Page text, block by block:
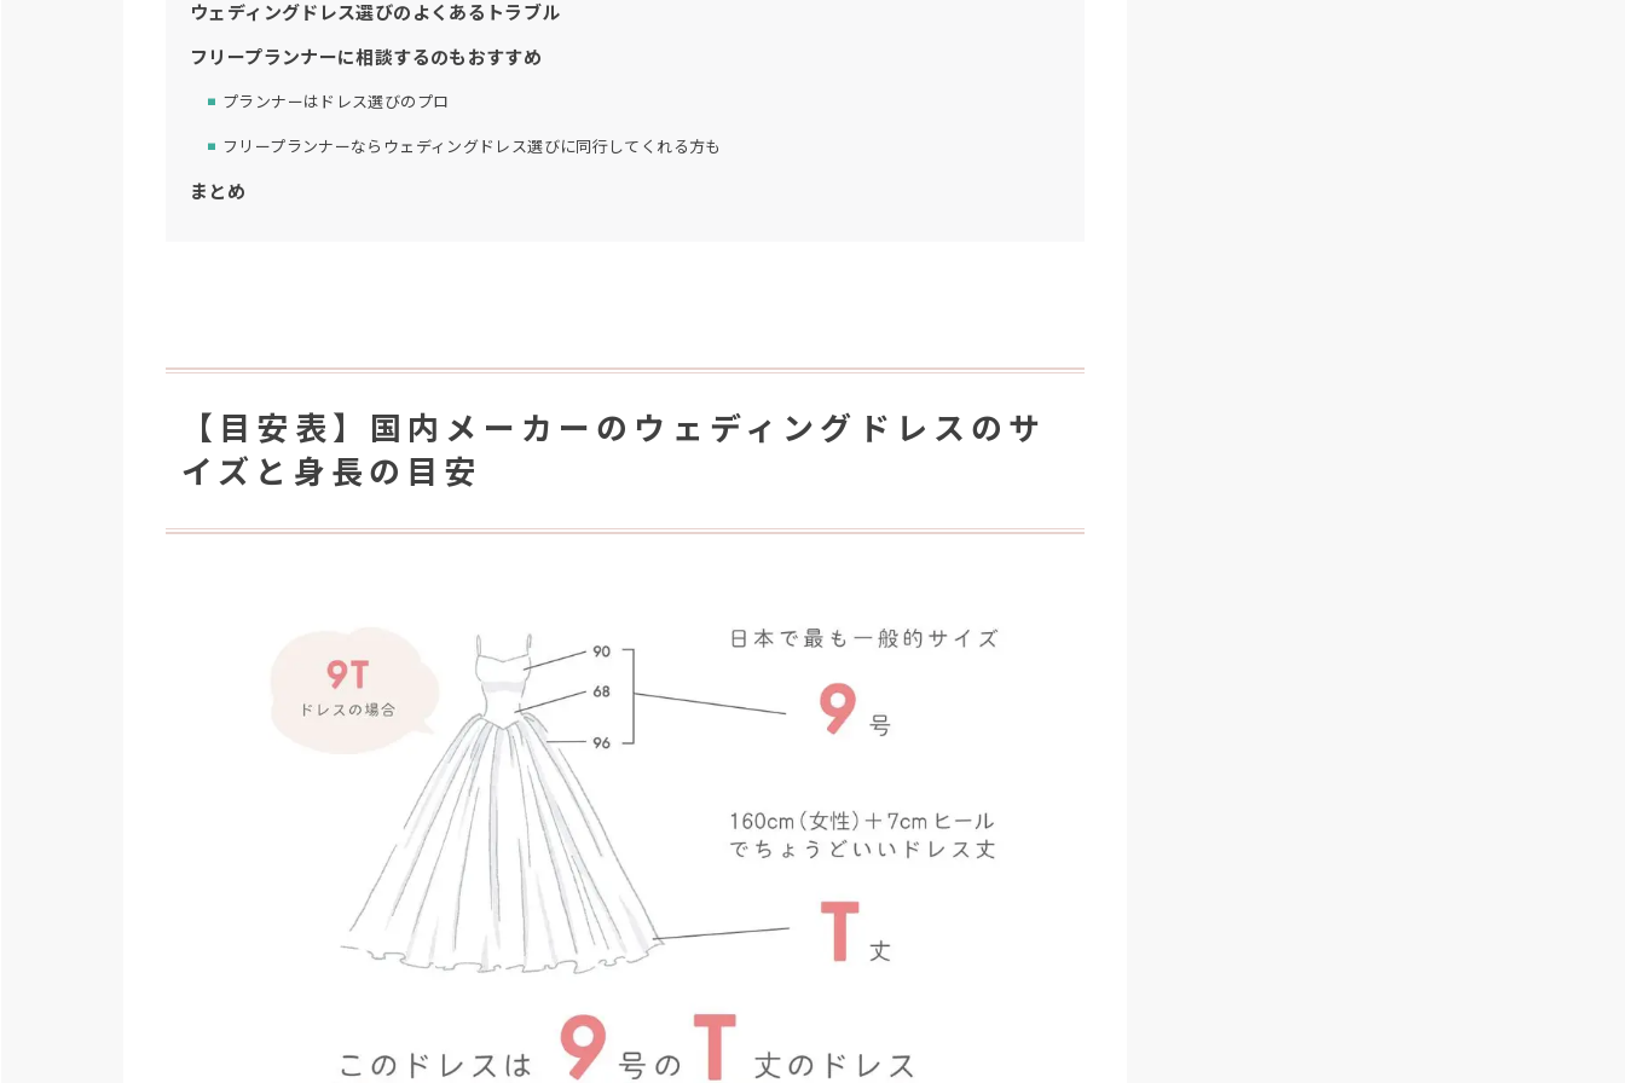
ウェディングドレス選びのよくあるトラブル
フリープランナーに相談するのもおすすめ
プランナーはドレス選びのプロ
フリープランナーならウェディングドレス選びに同行してくれる方も
まとめ
【目安表】国内メーカーのウェディングドレスのサ
イズと身長の目安